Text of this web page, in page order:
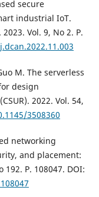
secure
industrial IoT.
Vol. 9, No 2. P.
M. The serverless
design
2022. Vol. 54,
3508360
networking
and placement:
P. 108047. DOI: